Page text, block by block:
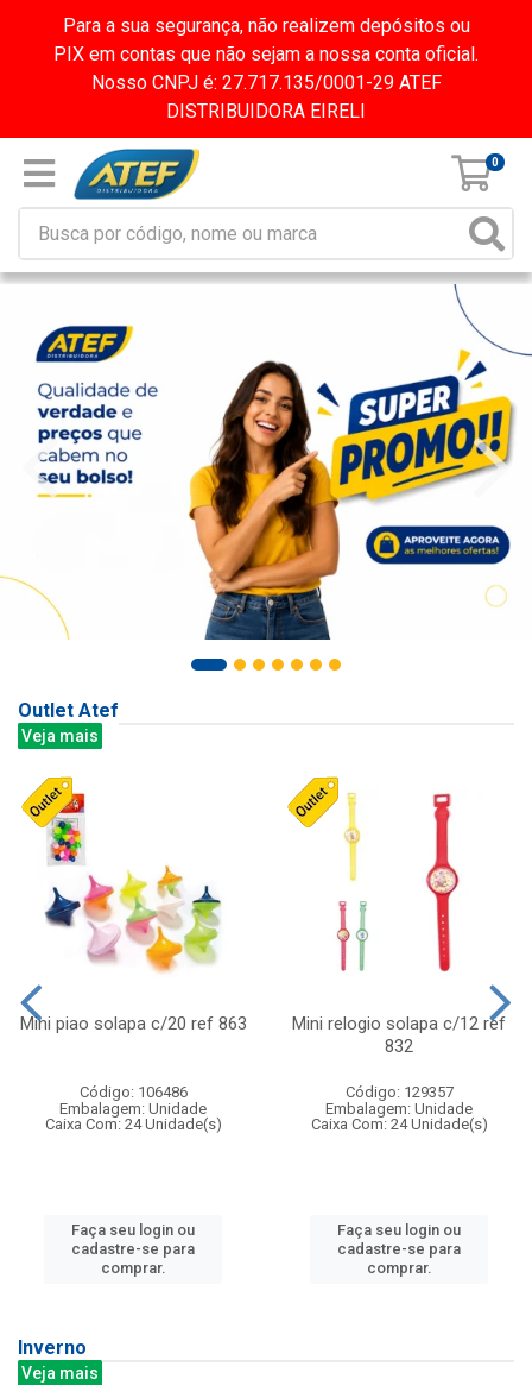
Para a sua segurança, não realizem depósitos ou
PIX em contas que não sejam a nossa conta oficial.
Nosso CNPJ é: 27.717.135/0001-29 ATEF
DISTRIBUIDORA EIRELI
0
Outlet Atef
Veja mais
Mini piao solapa c/20 ref 863
Código: 106486
Embalagem: Unidade
Caixa Com: 24 Unidade(s)
Faça seu login ou
cadastre-se para
comprar.
Mini relogio solapa c/12 ref
832
Código: 129357
Embalagem: Unidade
Caixa Com: 24 Unidade(s)
Faça seu login ou
cadastre-se para
comprar.
Inverno
Veja mais